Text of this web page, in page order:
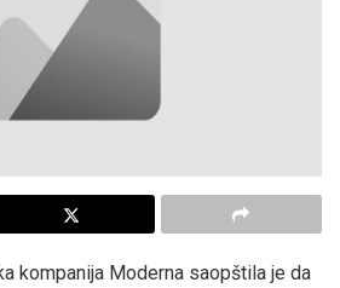
kompanija Moderna saopštila je da